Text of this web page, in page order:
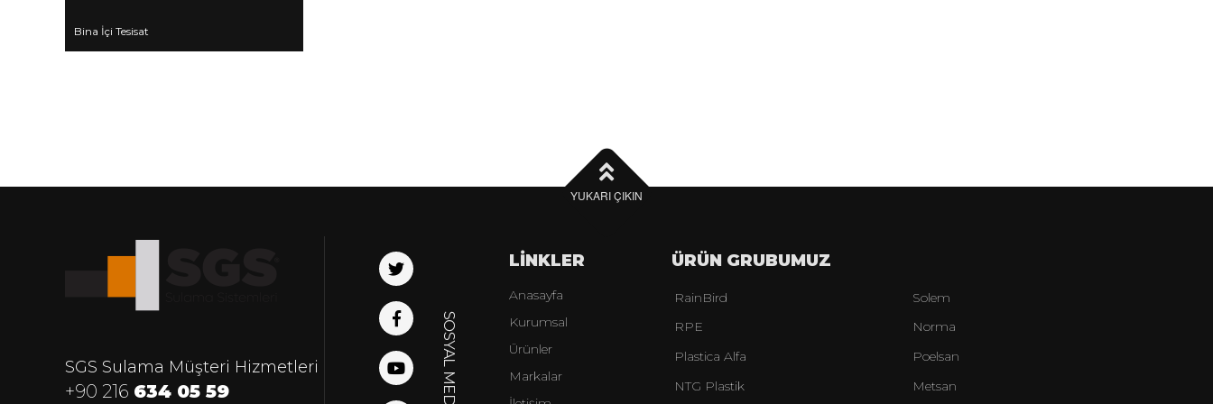
Bina İçi Tesisat
YUKARI ÇIKIN
SGS Sulama Müşteri Hizmetleri
+90 216 634 05 59
LİNKLER
Anasayfa
Kurumsal
Ürünler
Markalar
ÜRÜN GRUBUMUZ
RainBird
Solem
RPE
Norma
Plastica Alfa
Poelsan
NTG Plastik
Metsan